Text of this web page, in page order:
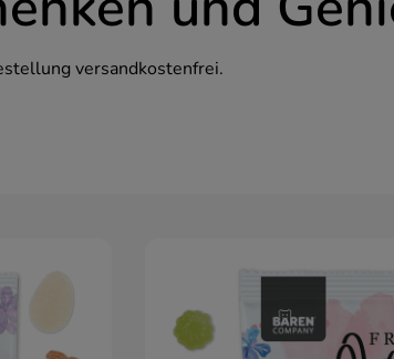
versandkostenfrei.